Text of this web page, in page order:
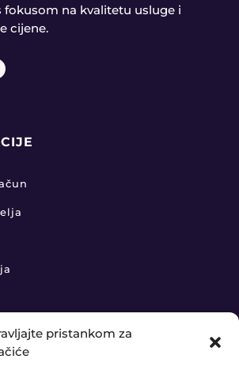
pristankom za
fokusom na kvalitetu usluge i
cijene.